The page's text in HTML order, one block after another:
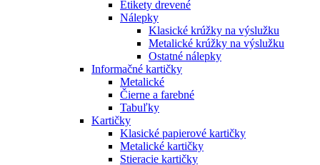
Etikety drevené
Nálepky
Klasické krúžky na výslužku
Metalické krúžky na výslužku
Ostatné nálepky
Informačné kartičky
Metalické
Čierne a farebné
Tabuľky
Kartičky
Klasické papierové kartičky
Metalické kartičky
Stieracie kartičky